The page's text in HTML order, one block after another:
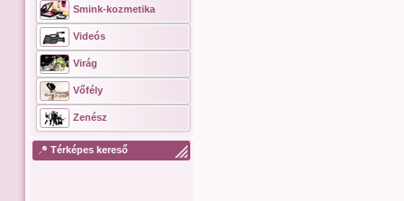
Smink-kozmetika
Videós
Virág
Vőfély
Zenész
Térképes kereső